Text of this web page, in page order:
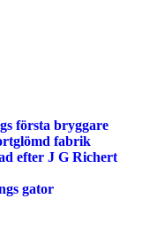
första bryggare
fabrik
efter J G Richert
gator